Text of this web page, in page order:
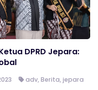
DPRD Jepara:
adv,Berita,jepara